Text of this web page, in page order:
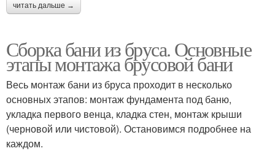
читать дальше →
Сборка бани из бруса. Основные
этапы монтажа брусовой бани
Весь монтаж бани из бруса проходит в несколько
основных этапов: монтаж фундамента под баню,
укладка первого венца, кладка стен, монтаж крыши
(черновой или чистовой). Остановимся подробнее на
каждом.